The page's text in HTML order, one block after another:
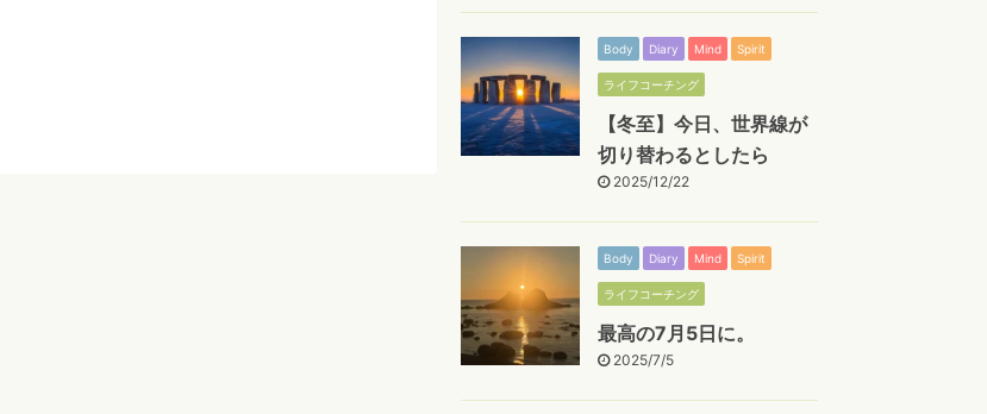
Body Diary Mind Spirit
ライフコーチング
【冬至】今日、世界線が
切り替わるとしたら
2025/12/22
Body Diary Mind Spirit
ライフコーチング
最高の7月5日に。
2025/7/5